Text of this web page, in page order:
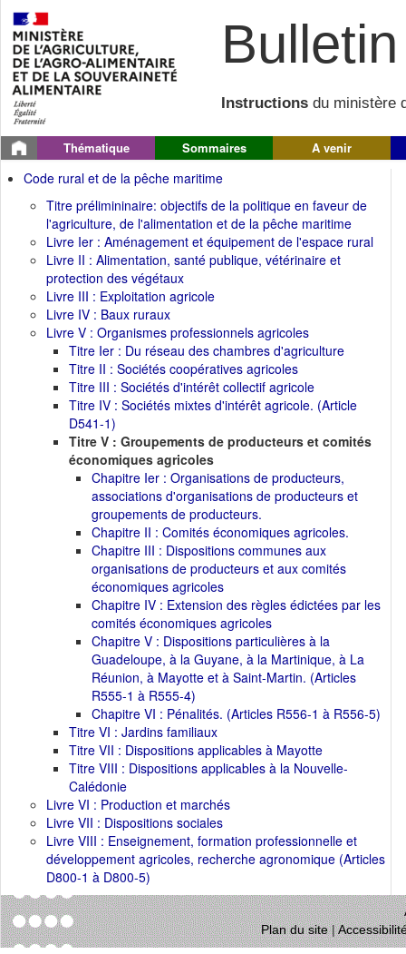
Instructions du ministère
Thématique Sommaires A venir
Code rural et de la pêche maritime
Titre prélimininaire: objectifs de la politique en faveur de
l'agriculture, de l'alimentation et de la pêche maritime
Livre Ier : Aménagement et équipement de l'espace rural
Livre II : Alimentation, santé publique, vétérinaire et
protection des végétaux
Livre III : Exploitation agricole
Livre IV : Baux ruraux
Livre V : Organismes professionnels agricoles
Titre Ier : Du réseau des chambres d'agriculture
Titre II : Sociétés coopératives agricoles
Titre III : Sociétés d'intérêt collectif agricole
Titre IV : Sociétés mixtes d'intérêt agricole. (Article
D541-1)
Titre V : Groupements de producteurs et comités
économiques agricoles
Chapitre Ier : Organisations de producteurs,
associations d'organisations de producteurs et
groupements de producteurs.
Chapitre II : Comités économiques agricoles.
Chapitre III : Dispositions communes aux
organisations de producteurs et aux comités
économiques agricoles
Chapitre IV : Extension des règles édictées par les
comités économiques agricoles
Chapitre V : Dispositions particulières à la
Guadeloupe, à la Guyane, à la Martinique, à La
Réunion, à Mayotte et à Saint-Martin. (Articles
R555-1 à R555-4)
Chapitre VI : Pénalités. (Articles R556-1 à R556-5)
Titre VI : Jardins familiaux
Titre VII : Dispositions applicables à Mayotte
Titre VIII : Dispositions applicables à la Nouvelle-
Calédonie
Livre VI : Production et marchés
Livre VII : Dispositions sociales
Livre VIII : Enseignement, formation professionnelle et
développement agricoles, recherche agronomique (Articles
D800-1 à D800-5)
Plan du site|